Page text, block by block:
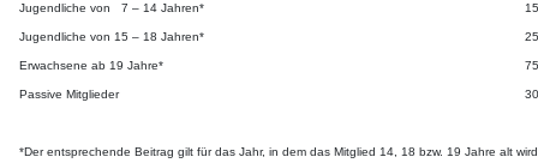
Jugendliche von 7 – 14 Jahren*
Jugendliche von 15 – 18 Jahren*
Erwachsene ab 19 Jahre*
Passive Mitglieder
*Der entsprechende Beitrag gilt für das Jahr, in dem das Mitglied 14, 18 bzw. 19 Jahre alt wird.